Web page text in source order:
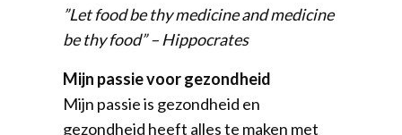
”Let food be thy medicine and medicine
be thy food” – Hippocrates
Mijn passie voor gezondheid
Mijn passie is gezondheid en
gezondheid heeft alles te maken met